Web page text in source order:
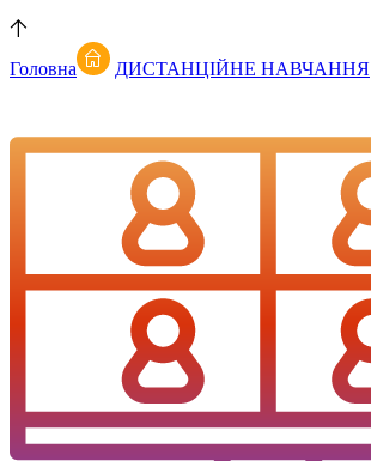
Головна ДИСТАНЦІЙНЕ НАВЧАННЯ